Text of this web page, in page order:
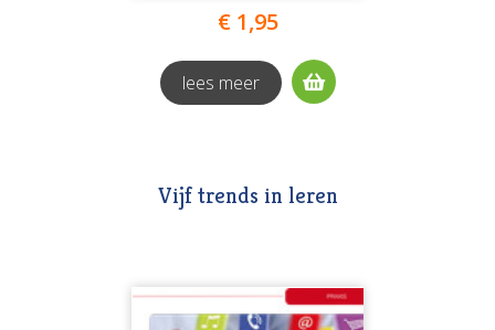
€ 1,95
lees meer
Vijf trends in leren